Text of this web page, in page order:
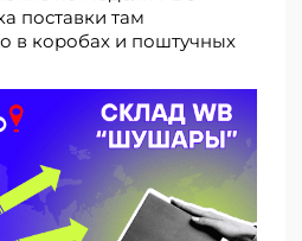
поставки там
в коробах и поштучных